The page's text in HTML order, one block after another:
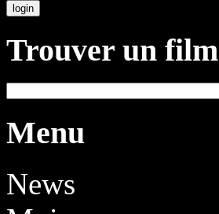
Trouver un film
Menu
News